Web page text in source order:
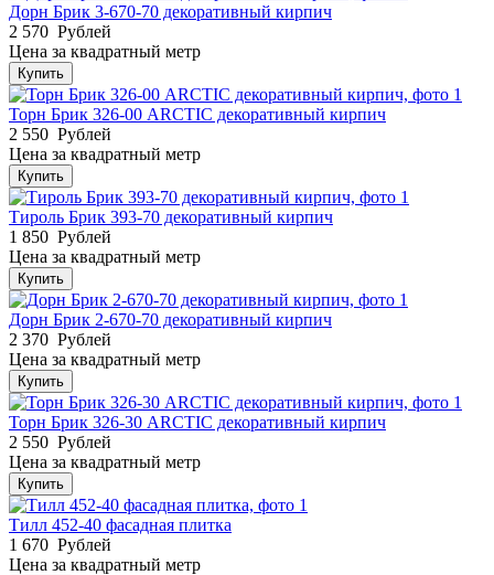
Дорн Брик 3-670-70 декоративный кирпич
2 570 Рублей
Цена за квадратный метр
Купить
Торн Брик 326-00 ARCTIC декоративный кирпич
2 550 Рублей
Цена за квадратный метр
Купить
Тироль Брик 393-70 декоративный кирпич
1 850 Рублей
Цена за квадратный метр
Купить
Дорн Брик 2-670-70 декоративный кирпич
2 370 Рублей
Цена за квадратный метр
Купить
Торн Брик 326-30 ARCTIC декоративный кирпич
2 550 Рублей
Цена за квадратный метр
Купить
Тилл 452-40 фасадная плитка
1 670 Рублей
Цена за квадратный метр